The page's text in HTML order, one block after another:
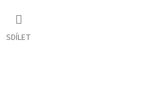
SDÍLET